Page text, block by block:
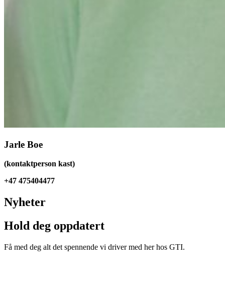
Jarle Boe
(kontaktperson kast)
+47 475404477
Nyheter
Hold deg oppdatert
Få med deg alt det spennende vi driver med her hos GTI.